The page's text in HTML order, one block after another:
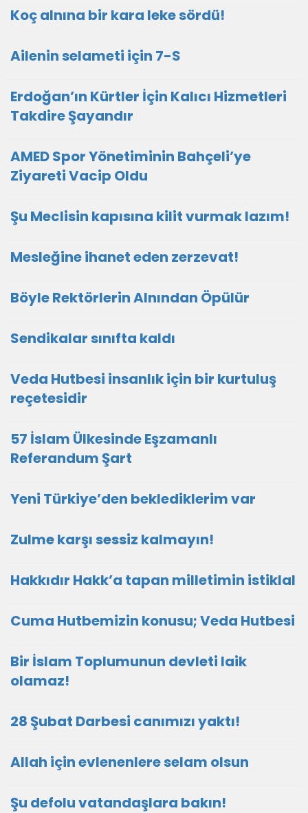
Koç alnına bir kara leke sördü!
Ailenin selameti için 7-S
Erdoğan’ın Kürtler İçin Kalıcı Hizmetleri
Takdire Şayandır
AMED Spor Yönetiminin Bahçeli’ye
Ziyareti Vacip Oldu
Şu Meclisin kapısına kilit vurmak lazım!
Mesleğine ihanet eden zerzevat!
Böyle Rektörlerin Alnından Öpülür
Sendikalar sınıfta kaldı
Veda Hutbesi insanlık için bir kurtuluş
reçetesidir
57 İslam Ülkesinde Eşzamanlı
Referandum Şart
Yeni Türkiye’den beklediklerim var
Zulme karşı sessiz kalmayın!
Hakkıdır Hakk’a tapan milletimin istiklal
Cuma Hutbemizin konusu; Veda Hutbesi
Bir İslam Toplumunun devleti laik
olamaz!
28 Şubat Darbesi canımızı yaktı!
Allah için evlenenlere selam olsun
Şu defolu vatandaşlara bakın!